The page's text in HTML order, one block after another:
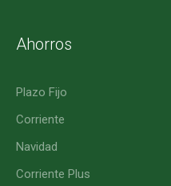
Ahorros
Plazo Fijo
Corriente
Navidad
Corriente Plus